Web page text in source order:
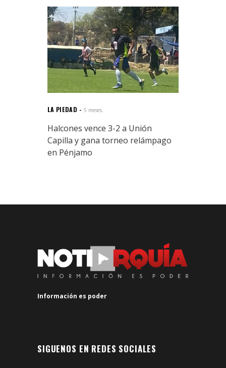
LA PIEDAD 5 meses.
Halcones vence 3-2 a Unión
Capilla y gana torneo relámpago
en Pénjamo
Información es poder
SIGUENOS EN REDES SOCIALES